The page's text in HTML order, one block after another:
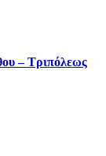
– Τριπόλεως